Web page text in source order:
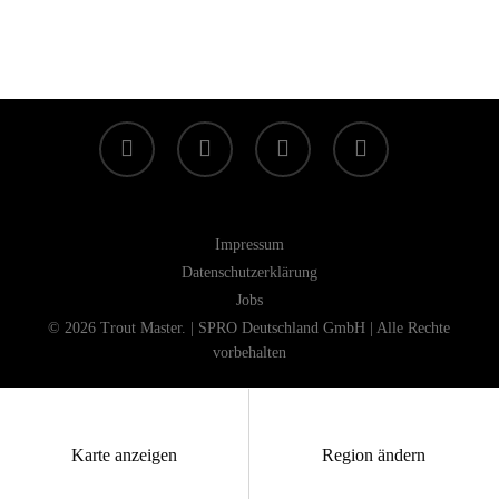
Karte anzeigen Region ändern
facebook linkedin youtube instagram
Impressum
Datenschutzerklärung
Jobs
© 2026 Trout Master. | SPRO Deutschland GmbH | Alle Rechte
vorbehalten